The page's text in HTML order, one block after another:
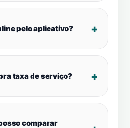
pelo aplicativo?
taxa de serviço?
comparar